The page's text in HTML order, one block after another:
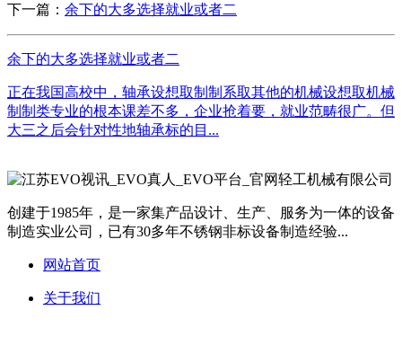
下一篇： 余下的大多选择就业或者二
余下的大多选择就业或者二
正在我国高校中，轴承设想取制制系取其他的机械设想取机械
制制类专业的根本课差不多，企业抢着要，就业范畴很广。但
大三之后会针对性地轴承标的目...
创建于1985年，是一家集产品设计、生产、服务为一体的设备
制造实业公司，已有30多年不锈钢非标设备制造经验...
网站首页
关于我们